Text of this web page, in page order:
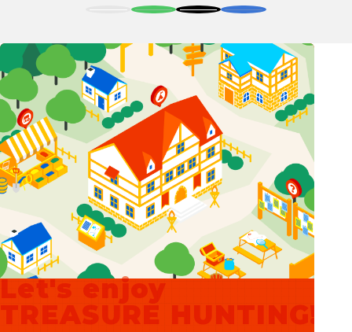
Let's enjoy
TREASURE HUNTING!